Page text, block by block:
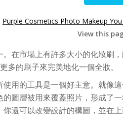
Purple Cosmetics Photo Makeup
View this
在市場上有許多大小的化妝刷
多的刷子來完美地化一個全妝。
用的工具是一個好主意。就像
圖層被用來覆蓋照片，形成了
還可以改變設計的構圖，並在